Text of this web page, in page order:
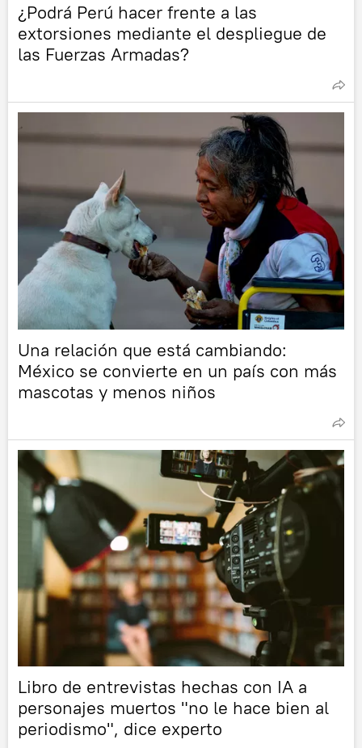
¿Podrá Perú hacer frente a las
extorsiones mediante el despliegue de
las Fuerzas Armadas?
Una relación que está cambiando:
México se convierte en un país con más
mascotas y menos niños
Libro de entrevistas hechas con IA a
personajes muertos "no le hace bien al
periodismo", dice experto